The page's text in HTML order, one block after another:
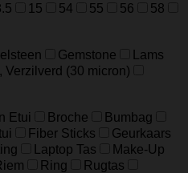
15 54 55 56
58
Gemstone
Lams
Verzilverd (30 micron)
Etui Broche
Bumbag
Fiber Sticks
Geurkaars
Laptop Tas
Make-Up
Ring
Rugtas